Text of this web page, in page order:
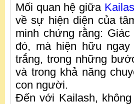
Mối quan hệ giữa
về sự hiện diện của
minh chứng rằng:
đó, mà hiện hữu
trắng, trong những
và trong khả năng
con người.
Đến với Kailash,